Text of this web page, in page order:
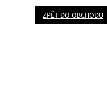
ZPĚT DO OBCHODU